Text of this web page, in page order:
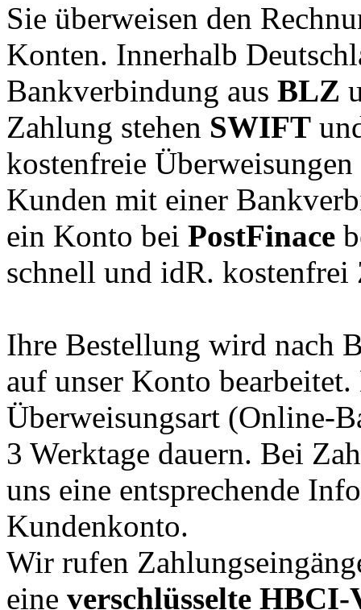
Sie überweisen den
Konten. Innerhalb
Bankverbindung aus BLZ
Zahlung stehen SWIFT
kostenfreie
Kunden mit einer
ein Konto bei PostFinace
schnell und idR.
Ihre Bestellung wird nach
auf unser Konto
Überweisungsart (Online-
3 Werktage dauern. Bei
uns eine entsprechende
Kundenkonto.
Wir rufen
eine verschlüsselte